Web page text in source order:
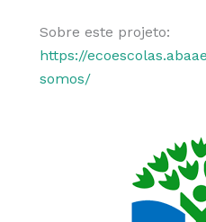
Sobre este projeto:
https://
somos/